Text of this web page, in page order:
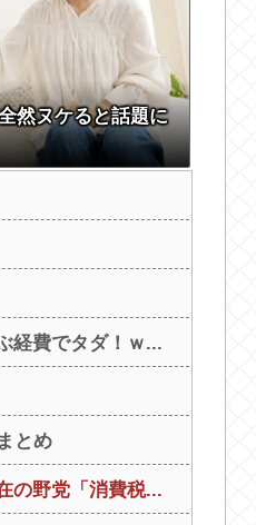
然ヌケると話題に
経費でタダ！ｗ...
とめ
の野党「消費税...